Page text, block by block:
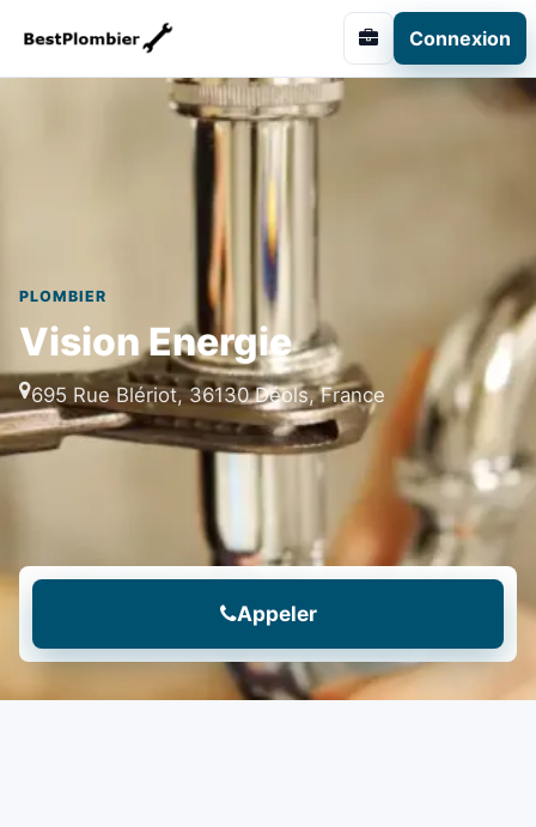
Connexion
PLOMBIER
Vision Energie
695 Rue Blériot, 36130 Déols, France
Appeler